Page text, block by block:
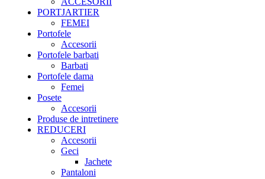
PORTJARTIER
FEMEI
Portofele
Accesorii
Portofele barbati
Barbati
Portofele dama
Femei
Posete
Accesorii
Produse de intretinere
REDUCERI
Accesorii
Geci
Jachete
Pantaloni